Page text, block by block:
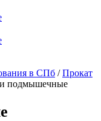
в СПб /Прокат
подмышечные